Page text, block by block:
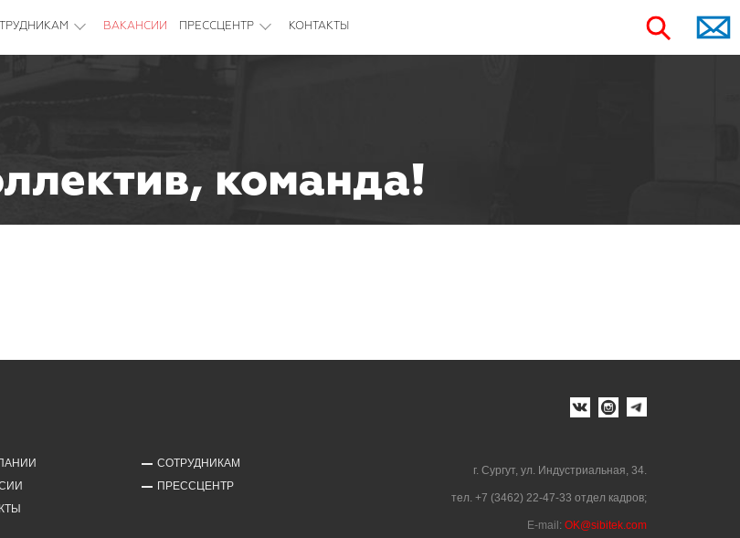
ВАКАНСИИ ПРЕССЦЕНТР КОНТАКТЫ
команда!
СОТРУДНИКАМ
ПРЕССЦЕНТР
г. Сургут, ул. Индустриальная, 34.
тел. +7 (3462) 22-47-33 отдел кадров;
E-mail: OK@sibitek.com